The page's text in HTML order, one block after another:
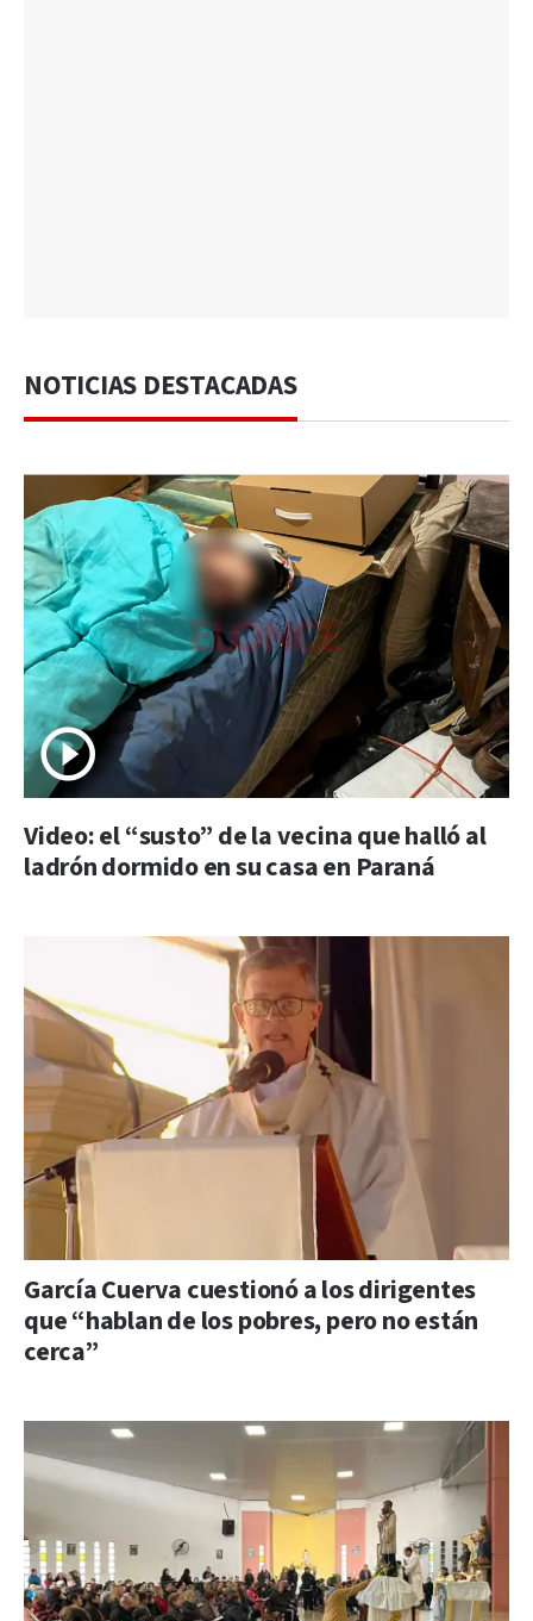
NOTICIAS DESTACADAS
Video: el “susto” de la vecina que halló al
ladrón dormido en su casa en Paraná
García Cuerva cuestionó a los dirigentes
que “hablan de los pobres, pero no están
cerca”